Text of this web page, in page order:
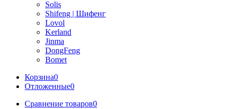
Solis
Shifeng | Шифенг
Lovol
Kerland
Jinma
DongFeng
Bomet
Корзина0
Отложенные0
Сравнение товаров0